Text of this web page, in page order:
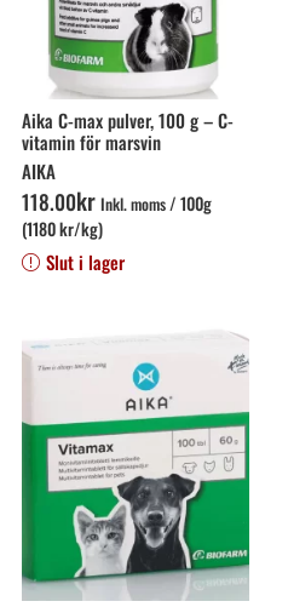
Aika C-max pulver, 100 g – C-
vitamin för marsvin
AIKA
118.00kr Inkl. moms /100g
(1180 kr/kg)
Slut i lager